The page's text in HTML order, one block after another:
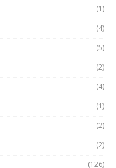
(1)
(4)
(5)
(2)
(4)
(1)
(2)
(2)
(126)